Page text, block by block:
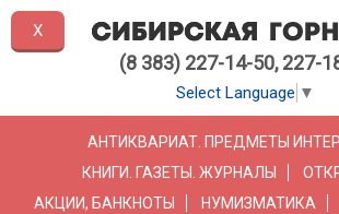
(8 383) 227-14-50, 227-
Select Language ▼
АНТИКВАРИАТ. ПРЕДМЕТЫ
КНИГИ. ГАЗЕТЫ. ЖУРНАЛЫ
АКЦИИ, БАНКНОТЫ
НУМИЗМАТИКА
X